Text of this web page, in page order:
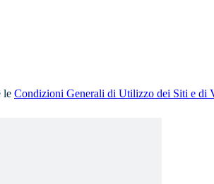
le Condizioni Generali di Utilizzo dei Siti e di